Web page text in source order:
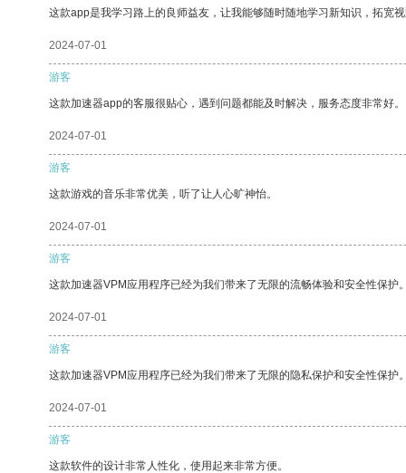
这款app是我学习路上的良师益友，让我能够随时随地学习新知识，拓宽视
2024-07-01
游客
这款加速器app的客服很贴心，遇到问题都能及时解决，服务态度非常好。
2024-07-01
游客
这款游戏的音乐非常优美，听了让人心旷神怡。
2024-07-01
游客
这款加速器VPM应用程序已经为我们带来了无限的流畅体验和安全性保护。
2024-07-01
游客
这款加速器VPM应用程序已经为我们带来了无限的隐私保护和安全性保护。
2024-07-01
游客
这款软件的设计非常人性化，使用起来非常方便。